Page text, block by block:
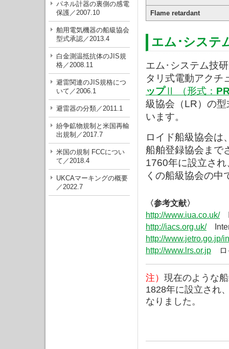
パネル計器の裏側の感電
保護／2007.10
舶用電気機器の船級協会
型式承認／2013.4
白金測温抵抗体のJIS規
格／2008.11
避雷関連のJIS規格につ
いて／2006.1
避雷器の分類／2011.1
紛争鉱物規制と米国再輸
出規制／2017.7
米国の規制 FCCについ
て／2018.4
UKCAマーキングの概要
／2022.7
Flame retardant
エム･システ
エム･システム技
タリ式電動アクチ
ップⅡ （形式：
級協会（LR）の
います。
ロイド船級協会は
船舶登録協会まで
1760年に設立され
くの船級協会の中
〈参考文献〉
http://www.iua.co.uk/
http://iacs.org.uk/
http://www.jetro.go.jp/
http://www.lrs.or.jp ロ
注） 現在のような
1828年に設立され
なりました。